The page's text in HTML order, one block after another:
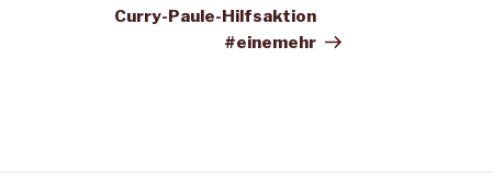
Beitrag
Curry-Paule-Hilfsaktion
#einemehr